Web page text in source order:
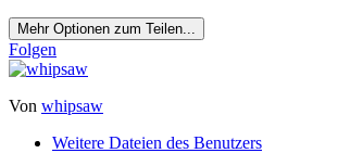
Mehr Optionen zum Teilen...
Folgen
Von whipsaw
Weitere Dateien des Benutzers